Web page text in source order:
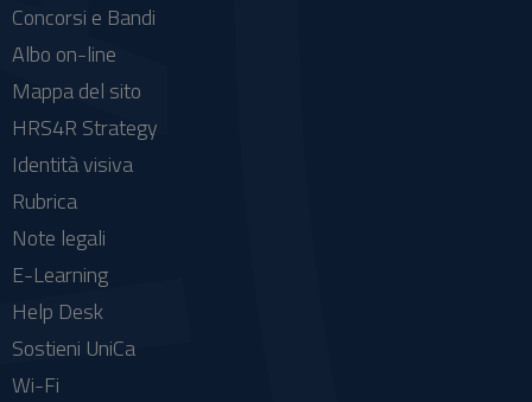
Concorsi e Bandi
Albo on-line
Mappa del sito
HRS4R Strategy
Identità visiva
Rubrica
Note legali
E-Learning
Help Desk
Sostieni UniCa
Wi-Fi